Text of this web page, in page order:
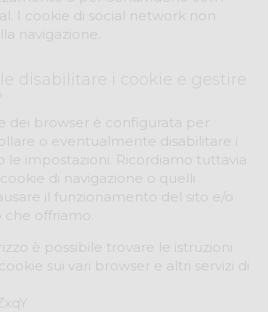
I cookie di social network non
navigazione.
disabilitare i cookie e gestire
dei browser è configurata per
o eventualmente disabilitare i
le impostazioni. Ricordiamo tuttavia
di navigazione o quelli
il funzionamento del sito e/o
che offriamo.
è possibile trovare le istruzioni
sui vari browser e altri servizi di